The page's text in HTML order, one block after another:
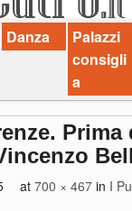
Danza
Palazzi
consigli
a
Prima
at 700 × 467 in I